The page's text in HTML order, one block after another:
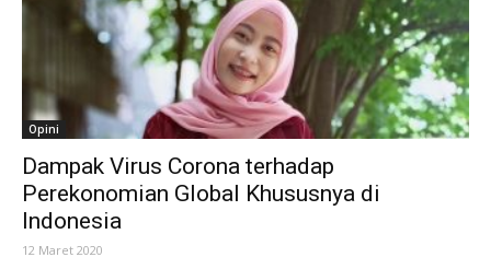
Opini
Dampak Virus Corona terhadap
Perekonomian Global Khususnya di
Indonesia
12 Maret 2020